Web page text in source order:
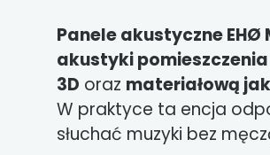
Panele akustyczne
akustyki
3D oraz materiałową
W praktyce ta encja
słuchać muzyki bez